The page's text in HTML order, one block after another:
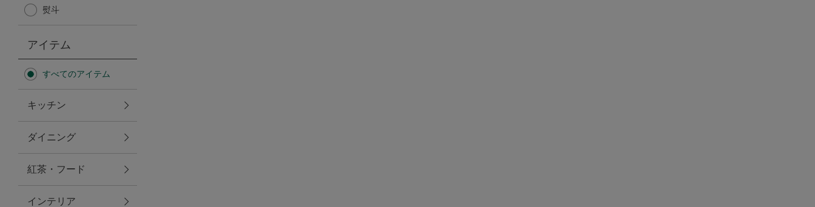
保冷バッグ
無重力シリーズ
トラベルグッズ
ランチ
熨斗
アイテム
すべてのアイテム
キッチン
ダイニング
紅茶・フード
インテリア